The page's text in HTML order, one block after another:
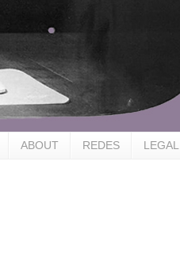
ABOUT REDES LEGAL